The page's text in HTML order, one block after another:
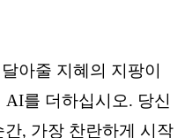
아줄 지혜의 지팡이
를 더하십시오. 당신
, 가장 찬란하게 시작